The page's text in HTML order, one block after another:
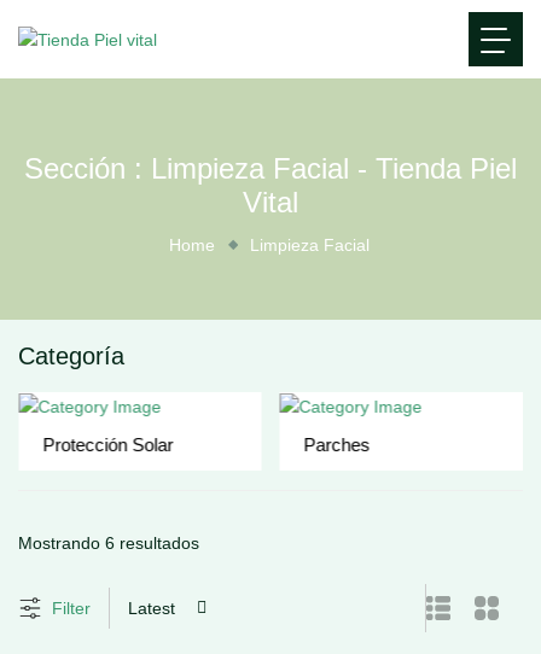
Sección : Limpieza Facial - Tienda Piel
Vital
Home Limpieza Facial
Categoría
Protección Solar Parches
Mostrando 6 resultados
Filter Latest